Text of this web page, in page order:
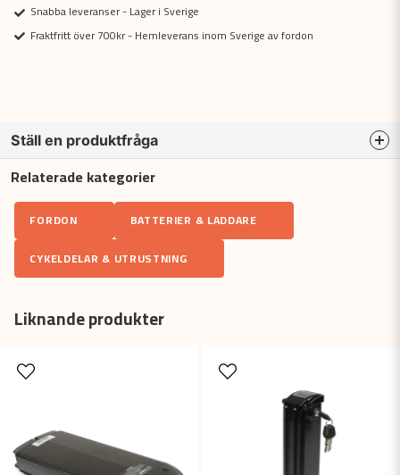
Snabba leveranser - Lager i Sverige
Fraktfritt över 700kr - Hemleverans inom Sverige av fordon
Liknande produkter
Ställ en produktfråga
question
Fråga oss något om denna produkten...
name
Namn
Ja, ni får publicera min fråga
Relaterade kategorier
FORDON
BATTERIER & LADDARE
CYKELDELAR & UTRUSTNING